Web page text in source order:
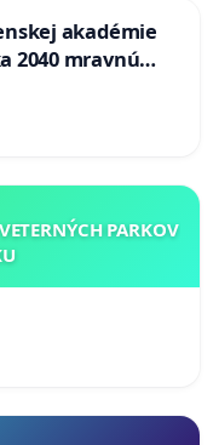
akadémie
2040 mravnú
PARKOV